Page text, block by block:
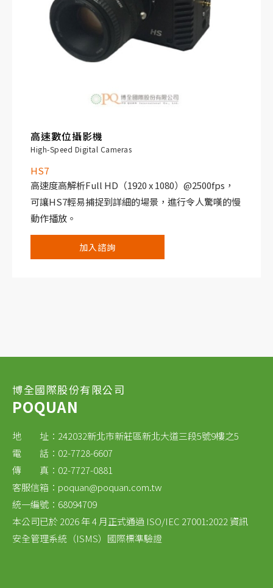
高速數位攝影機
High-Speed Digital Cameras
HS7
高速度高解析Full HD（1920 x 1080）@2500fps，
可讓HS7輕易捕捉到詳細的場景，進行令人驚嘆的慢
動作播放。
具備Binning模式 : 這對影像解析度要求不高，而又有
高幀速要求的應用，可採用此技術。
加入諮詢
博全國際股份有限公司
POQUAN
地 址：242032新北市新莊區新北大道三段5號9樓之5
電 話：02-7728-6607
傳 真：02-7727-0881
客服信箱： poquan@poquan.com.tw
統一編號：68094709
本公司已於 2026 年 4 月正式通過 ISO/IEC 27001:2022 資訊
安全管理系統（ISMS）國際標準驗證